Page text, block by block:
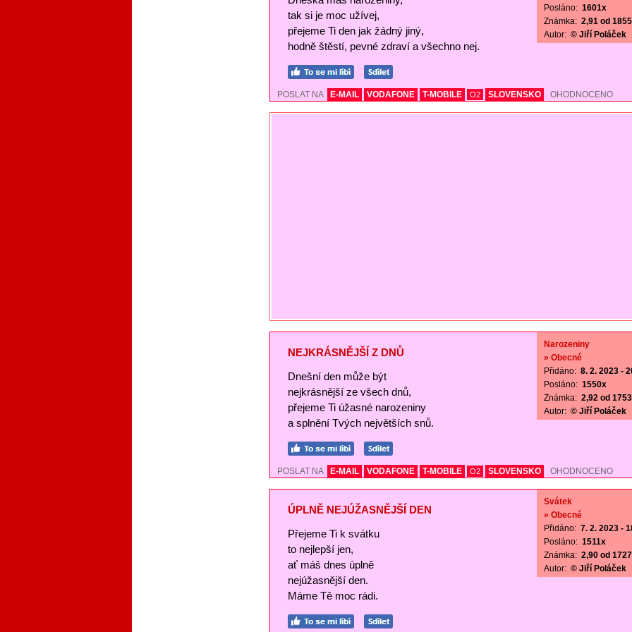
tak si je moc užívej,
přejeme Ti den jak žádný jiný,
hodně štěstí, pevné zdraví a všechno nej.
Posláno: 1601x
Známka: 2,91 od
Autor: © Jiří Poláček
POSLAT NA E-MAIL VODAFONE T-MOBILE O2 SLOVENSKO OHODNOCENO
NEJKRÁSNĚJŠÍ Z DNŮ
Dnešní den může být
nejkrásnější ze všech dnů,
přejeme Ti úžasné narozeniny
a splnění Tvých největších snů.
Narozeniny
» Obecné
Přidáno: 8. 2. 2023 -
Posláno: 1550x
Známka: 2,92 od
Autor: © Jiří Poláček
POSLAT NA E-MAIL VODAFONE T-MOBILE O2 SLOVENSKO OHODNOCENO
ÚPLNĚ NEJÚŽASNĚJŠÍ DEN
Přejeme Ti k svátku
to nejlepší jen,
ať máš dnes úplně
nejúžasnější den.
Máme Tě moc rádi.
Svátek
» Obecné
Přidáno: 7. 2. 2023 -
Posláno: 1511x
Známka: 2,90 od
Autor: © Jiří Poláček